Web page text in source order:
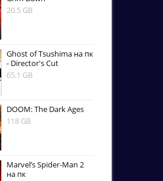
20.5 GB
Ghost of Tsushima на пк
- Director's Cut
65.1 GB
DOOM: The Dark Ages
118 GB
Marvel’s Spider-Man 2
на пк